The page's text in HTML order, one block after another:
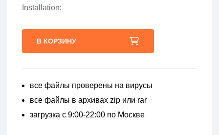
Installation:
В КОРЗИНУ
все файлы проверены на вирусы
все файлы в архивах zip или rar
загрузка с 9:00-22:00 по Москве